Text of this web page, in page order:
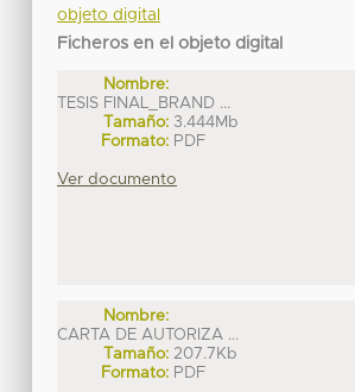
objeto digital
Ficheros en el objeto digital
Nombre:
TESIS FINAL_BRAND ...
Tamaño: 3.444Mb
Formato: PDF
Ver documento
Nombre:
CARTA DE AUTORIZA ...
Tamaño: 207.7Kb
Formato: PDF